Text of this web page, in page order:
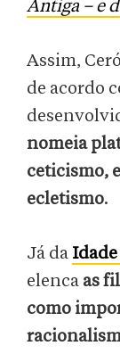
Antiga – e
Assim,
de acordo
nomeia
ceticismo,
ecletismo.
Já da
elenca as
como